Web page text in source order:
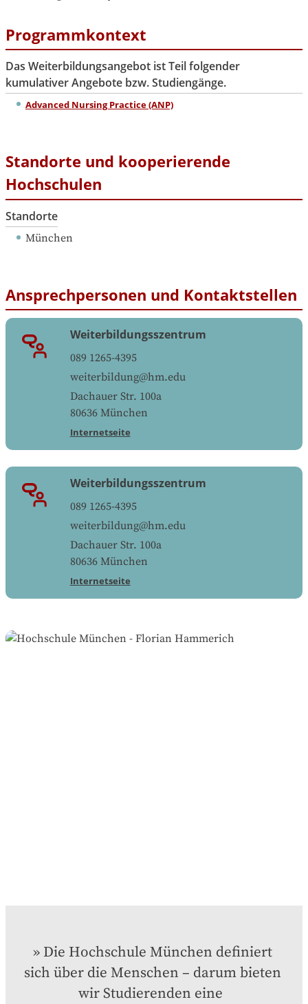
Programmkontext
Das Weiterbildungsangebot ist Teil folgender
kumulativer Angebote bzw. Studiengänge.
Advanced Nursing Practice (ANP)
Standorte und kooperierende
Hochschulen
Standorte
München
Ansprechpersonen und Kontaktstellen
Weiterbildungsszentrum
089 1265-4395
weiterbildung@hm.edu
Dachauer Str. 100a
80636 München
Internetseite
Weiterbildungsszentrum
089 1265-4395
weiterbildung@hm.edu
Dachauer Str. 100a
80636 München
Internetseite
Die Hochschule München definiert
sich über die Menschen – darum bieten
wir Studierenden eine